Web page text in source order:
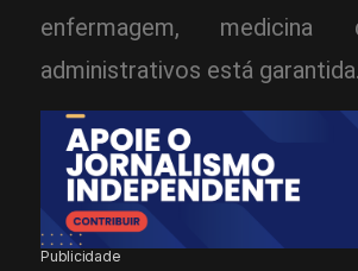
enfermagem, medicina
administrativos está garantida.
Publicidade